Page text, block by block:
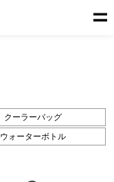
クーラーバッグ
ウォーターボトル